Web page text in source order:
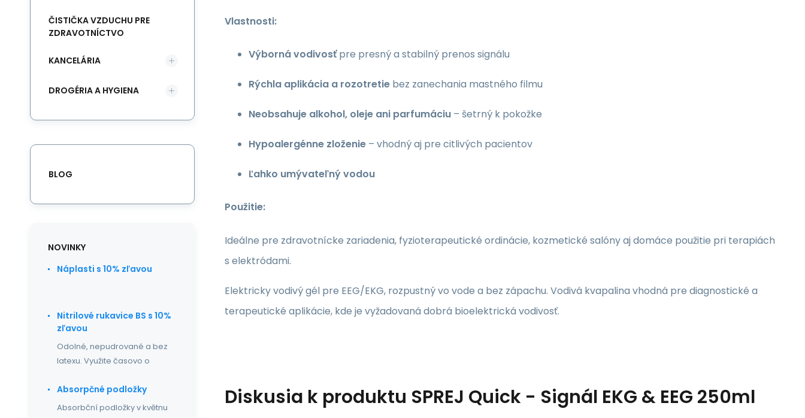
Vlastnosti:
Výborná vodivosťpre presný a stabilný prenos signálu
Rýchla aplikácia a rozotretie bez zanechania mastného filmu
Neobsahuje alkohol, oleje ani parfumáciu – šetrný k pokožke
Hypoalergénne zloženie – vhodný aj pre citlivých pacientov
Ľahko umývateľný vodou
Použitie:
Ideálne pre zdravotnícke zariadenia, fyzioterapeutické ordinácie, kozmetické salóny aj domáce použitie pri terapiách
s elektródami.
Elektricky vodivý gél pre EEG/EKG, rozpustný vo vode a bez zápachu. Vodivá kvapalina vhodná pre diagnostické a
terapeutické aplikácie, kde je vyžadovaná dobrá bioelektrická vodivosť.
Diskusia k produktu SPREJ Quick - Signál EKG & EEG 250ml
ČISTIČKA VZDUCHU PRE
ZDRAVOTNÍCTVO
KANCELÁRIA
DROGÉRIA A HYGIENA
BLOG
NOVINKY
Náplasti s 10% zľavou
Nitrilové rukavice BS s 10%
zľavou
Odolné, nepudrované a bez
latexu. Využite časovo o
Absorpčné podložky
Absorbční podložky v květnu